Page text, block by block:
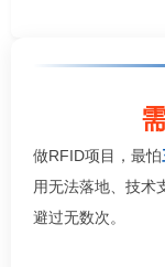
做RFID项目，最怕
用无法落地、技术
避过无数次。